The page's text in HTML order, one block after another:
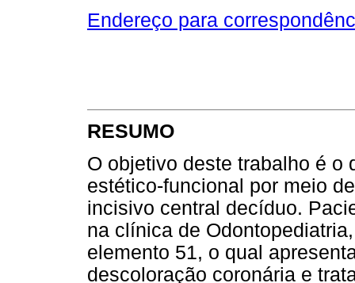
Endereço para
RESUMO
O objetivo deste trabalho é o
estético-funcional por meio
incisivo central decíduo.
na clínica de
elemento 51, o qual
descoloração coronária e